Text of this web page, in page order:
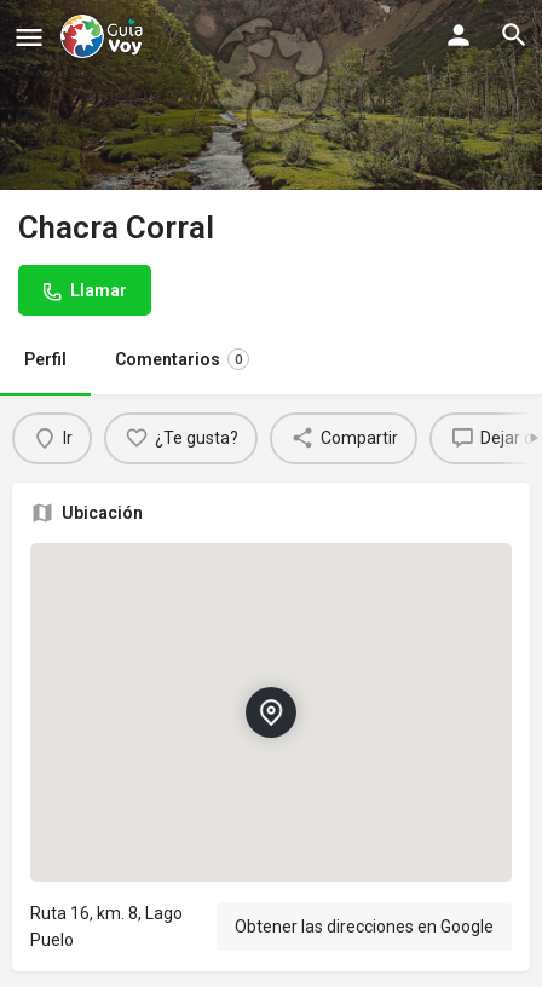
Chacra Corral
Llamar
Perfil Comentarios 0
Ir ¿Te gusta? Compartir Dejar
Ubicación
Ruta 16, km. 8, Lago
Puelo
Obtener las direcciones en Google